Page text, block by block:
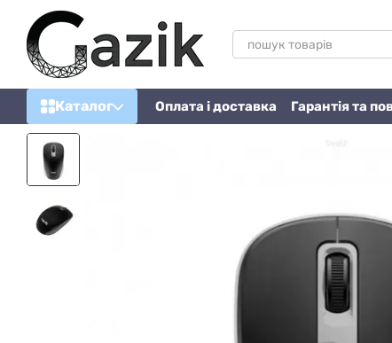
Перейти до основного контенту
Каталог Оплата і доставка Гарантія та